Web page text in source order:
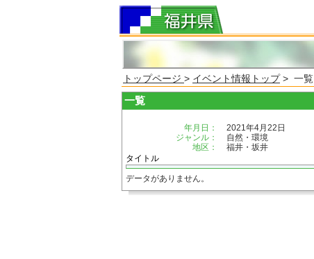
トップページ > イベント情報トップ> 一覧
一覧
年月日：
2021年4月22日
ジャンル：
自然・環境
地区：
福井・坂井
タイトル
データがありません。